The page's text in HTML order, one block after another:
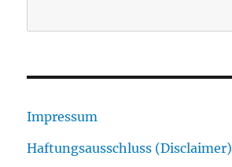
Impressum
Haftungsausschluss (Disclaimer)